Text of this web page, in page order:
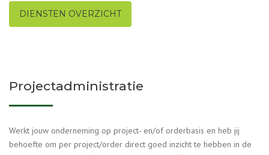
DIENSTEN OVERZICHT
Projectadministratie
Werkt jouw onderneming op project- en/of orderbasis en heb jij
behoefte om per project/order direct goed inzicht te hebben in de